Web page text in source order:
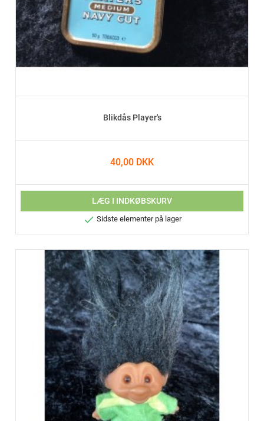
Blikdås Player's
40,00 DKK
LÆG I INDKØBSKURV
 Sidste elementer på lager